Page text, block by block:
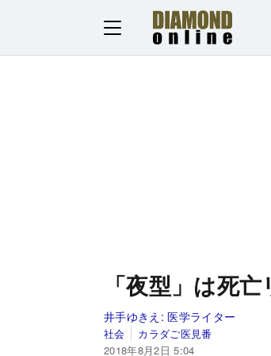
「夜型」は死
井手ゆきえ:医学ライター
社会
カラダご医見番
2018年8月2日 5:04